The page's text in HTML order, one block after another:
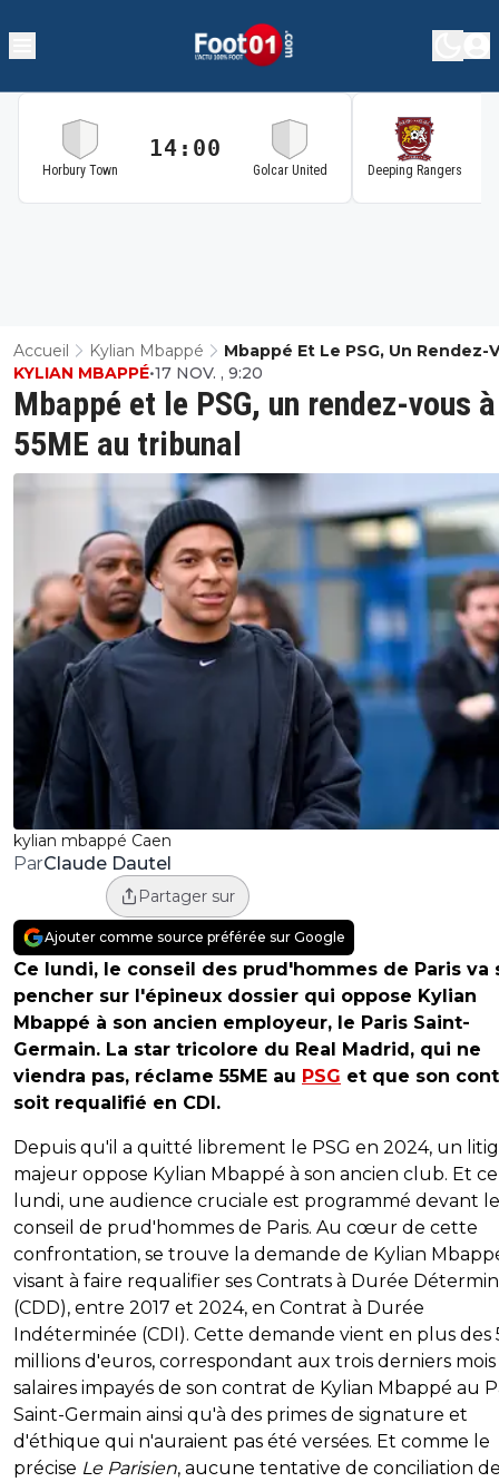
Horbury Town
14:00
Golcar United Deeping Rangers
Accueil Kylian Mbappé
Mbappé Et Le PSG, Un Rendez-
55ME Au Tribunal
kylian mbappé Caen
Mbappé et le PSG, un rendez-vous à
55ME au tribunal
KYLIAN MBAPPÉ•17 NOV. , 9:20
ParClaude Dautel
Partager sur
Ajouter comme source préférée sur Google
Ce lundi, le conseil des prud'hommes de Paris va
pencher sur l'épineux dossier qui oppose Kylian
Mbappé à son ancien employeur, le Paris Saint-
Germain. La star tricolore du Real Madrid, qui ne
viendra pas, réclame 55ME au PSG et que son
soit requalifié en CDI.
Depuis qu'il a quitté librement le PSG en 2024, un
majeur oppose Kylian Mbappé à son ancien club. Et ce
lundi, une audience cruciale est programmé devant le
conseil de prud'hommes de Paris. Au cœur de cette
confrontation, se trouve la demande de Kylian
visant à faire requalifier ses Contrats à Durée
(CDD), entre 2017 et 2024, en Contrat à Durée
Indéterminée (CDI). Cette demande vient en plus des
millions d'euros, correspondant aux trois derniers
salaires impayés de son contrat de Kylian Mbappé au
Saint-Germain ainsi qu'à des primes de signature et
d'éthique qui n'auraient pas été versées. Et comme le
précise Le Parisien, aucune tentative de conciliation